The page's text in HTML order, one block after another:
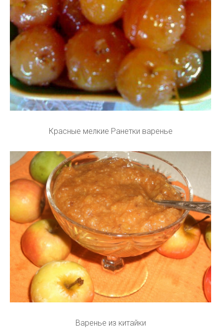
Красные мелкие Ранетки варенье
Варенье из китайки